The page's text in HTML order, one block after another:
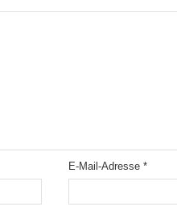
E-Mail-Adresse*